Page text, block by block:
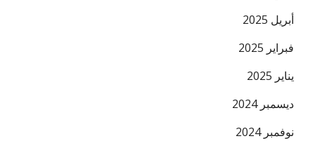
أبريل 2025
فبراير 2025
يناير 2025
ديسمبر 2024
نوفمبر 2024